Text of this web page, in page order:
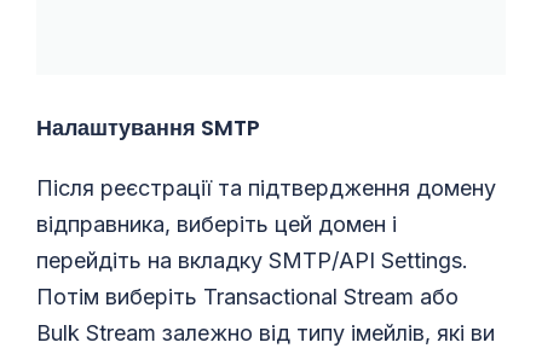
Налаштування SMTP
Після реєстрації та підтвердження домену
відправника, виберіть цей домен і
перейдіть на вкладку SMTP/API Settings.
Потім виберіть Transactional Stream або
Bulk Stream залежно від типу імейлів, які ви